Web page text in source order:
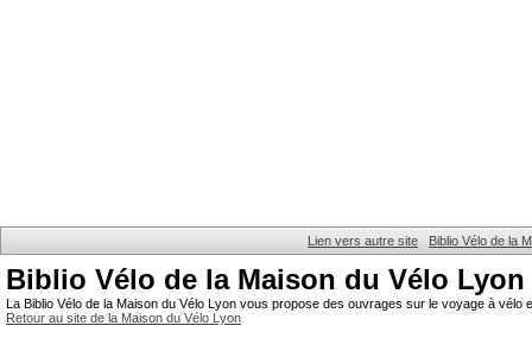
Lien vers autre site Biblio Vélo de la
Biblio Vélo de la Maison du Vélo Lyon
La Biblio Vélo de la Maison du Vélo Lyon vous propose des ouvrages sur le voyage à
Retour au site de la Maison du Vélo Lyon